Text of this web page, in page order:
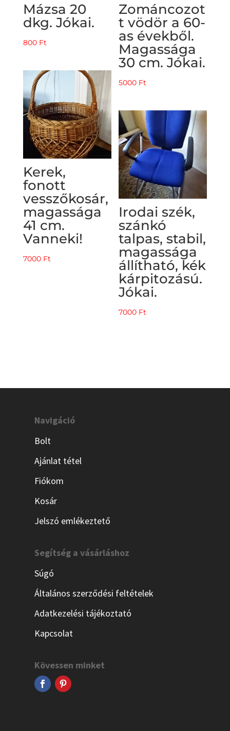
Mázsa 20
dkg. Jókai.
800 Ft
Zománcozot
t vödör a 60-
as évekből.
Magassága
30 cm. Jókai.
5000 Ft
Kerek,
fonott
vesszőkosár,
magassága
41 cm.
Vanneki!
7000 Ft
Irodai szék,
szánkó
talpas, stabil,
magassága
állítható, kék
kárpitozású.
Jókai.
7000 Ft
Navigáció
Bolt
Ajánlat tétel
Fiókom
Kosár
Jelszó emlékeztető
Segítség a vásárláshoz
Súgó
Általános szerződési feltételek
Adatkezelési tájékoztató
Kapcsolat
Kövessen minket